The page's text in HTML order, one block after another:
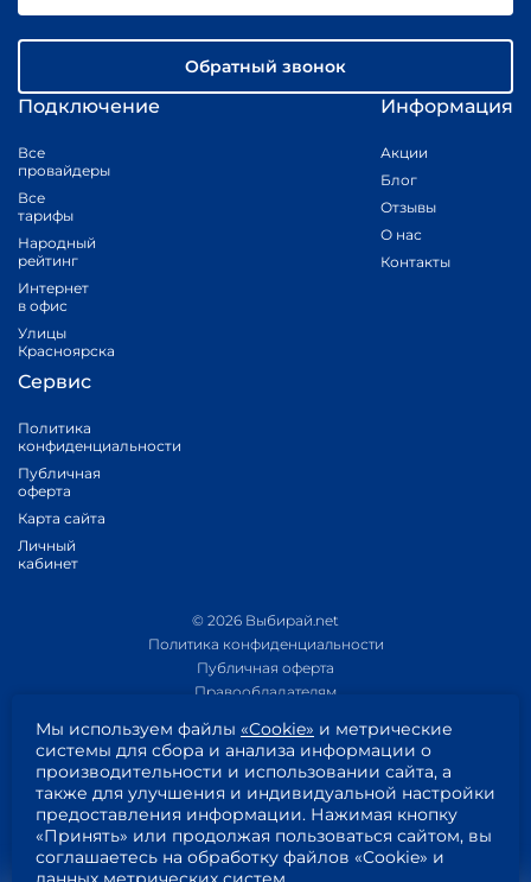
Подключение
Все
провайдеры
Все
тарифы
Народный
рейтинг
Интернет
в офис
Улицы
Красноярска
Информация
Акции
Блог
Отзывы
О нас
Контакты
Сервис
Политика
конфиденциальности
Публичная
оферта
Карта сайта
Личный
кабинет
Обратный звонок
© 2026 Выбирай.net
Политика конфиденциальности
Публичная оферта
Правообладателям
Приложение 1
Приложение 2
Пользовательское соглашение
Согласие на обработку персональных данных
Мы используем файлы «Cookie» и метрические
системы для сбора и анализа информации о
производительности и использовании сайта, а
также для улучшения и индивидуальной настройки
предоставления информации. Нажимая кнопку
«Принять» или продолжая пользоваться сайтом, вы
соглашаетесь на обработку файлов «Cookie» и